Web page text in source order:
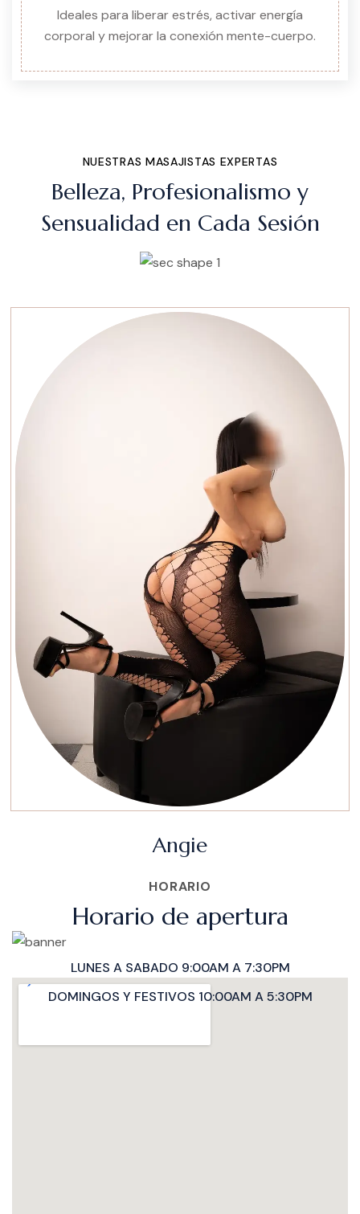
Ideales para liberar estrés, activar energía
corporal y mejorar la conexión mente-cuerpo.
NUESTRAS MASAJISTAS EXPERTAS
Belleza, Profesionalismo y
Sensualidad en Cada Sesión
Angie
HORARIO
Horario de apertura
LUNES A SABADO 9:00AM A 7:30PM
DOMINGOS Y FESTIVOS 10:00AM A 5:30PM